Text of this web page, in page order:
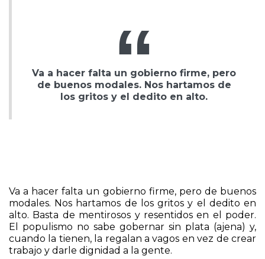
Va a hacer falta un gobierno firme, pero
de buenos modales. Nos hartamos de
los gritos y el dedito en alto.
Va a hacer falta un gobierno firme, pero de buenos
modales. Nos hartamos de los gritos y el dedito en
alto. Basta de mentirosos y resentidos en el poder.
El populismo no sabe gobernar sin plata (ajena) y,
cuando la tienen, la regalan a vagos en vez de crear
trabajo y darle dignidad a la gente.